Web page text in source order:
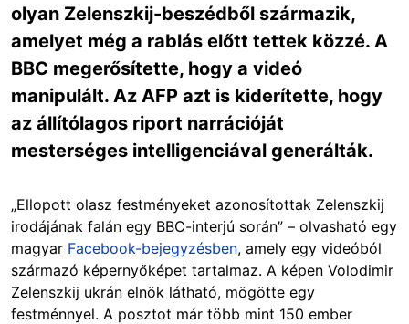
olyan Zelenszkij-beszédből származik,
amelyet még a rablás előtt tettek közzé. A
BBC megerősítette, hogy a videó
manipulált. Az AFP azt is kiderítette, hogy
az állítólagos riport narrációját
mesterséges intelligenciával generálták.
„Ellopott olasz festményeket azonosítottak Zelenszkij
irodájának falán egy BBC-interjú során” – olvasható egy
magyar Facebook-bejegyzésben, amely egy videóból
származó képernyőképet tartalmaz. A képen Volodimir
Zelenszkij ukrán elnök látható, mögötte egy
festménnyel. A posztot már több mint 150 ember